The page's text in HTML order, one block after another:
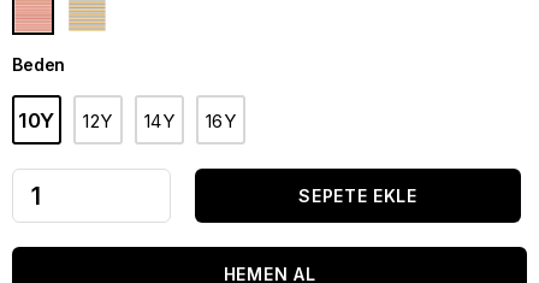
Beden
10Y 12Y 14Y 16Y